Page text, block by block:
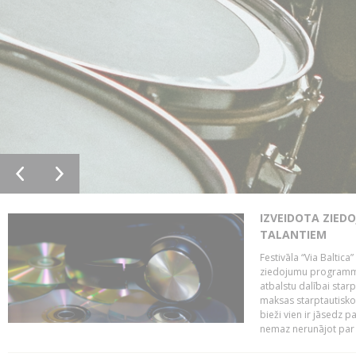
IZVEIDOTA
TALANTIEM
Festivāla “Via
ziedojumu
atbalstu dalībai
maksas
bieži vien ir jāsedz
nemaz nerunājot